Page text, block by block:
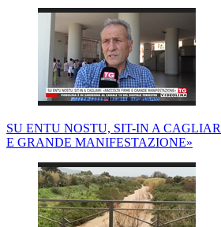
SU ENTU NOSTU, SIT-IN A
E GRANDE MANIFESTAZIONE»